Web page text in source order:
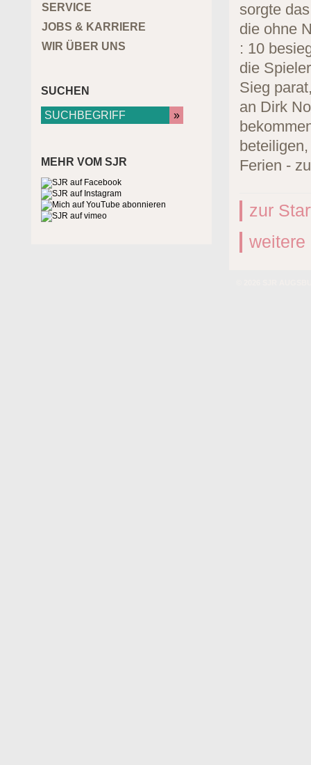
SERVICE
JOBS & KARRIERE
WIR ÜBER UNS
SUCHEN
MEHR VOM SJR
sorgte
die ohne
: 10
die
Sieg
an Dirk
Ferien -
zur
weitere